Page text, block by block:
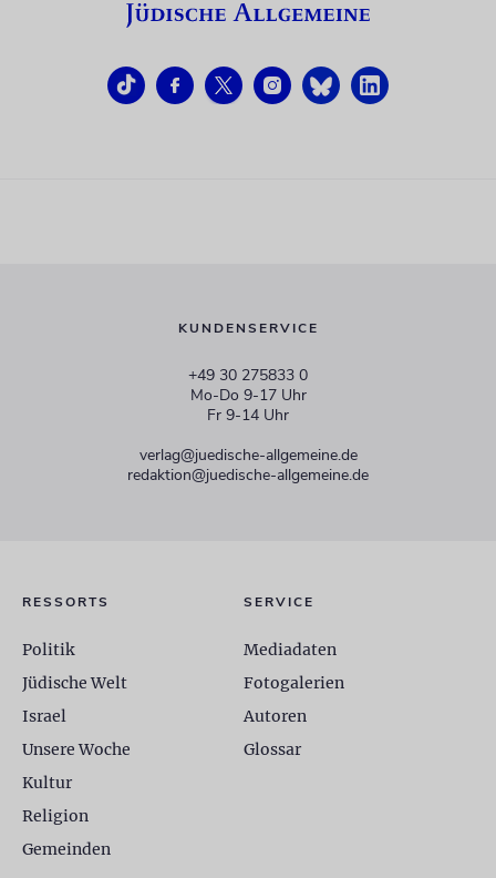
KUNDENSERVICE
+49 30 275833 0
Mo-Do 9-17 Uhr
Fr 9-14 Uhr
verlag@juedische-allgemeine.de
redaktion@juedische-allgemeine.de
RESSORTS
Politik
Jüdische Welt
Israel
Unsere Woche
Kultur
Religion
Gemeinden
SERVICE
Mediadaten
Fotogalerien
Autoren
Glossar